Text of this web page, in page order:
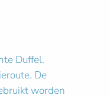
Duffel.
De
worden